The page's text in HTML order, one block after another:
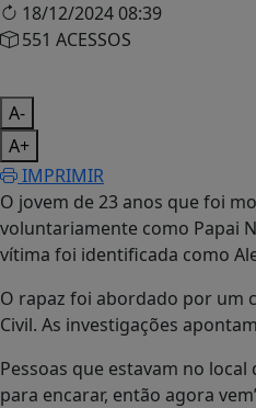
18/12/2024 08:39
551 ACESSOS
A-
A+
IMPRIMIR
O jovem de 23 anos que foi
voluntariamente como Papai
vítima foi identificada como
O rapaz foi abordado por um
Civil. As investigações
Pessoas que estavam no
para encarar, então agora